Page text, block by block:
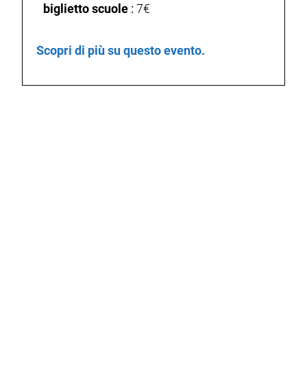
biglietto scuole :7€
Scopri di più su questo evento.